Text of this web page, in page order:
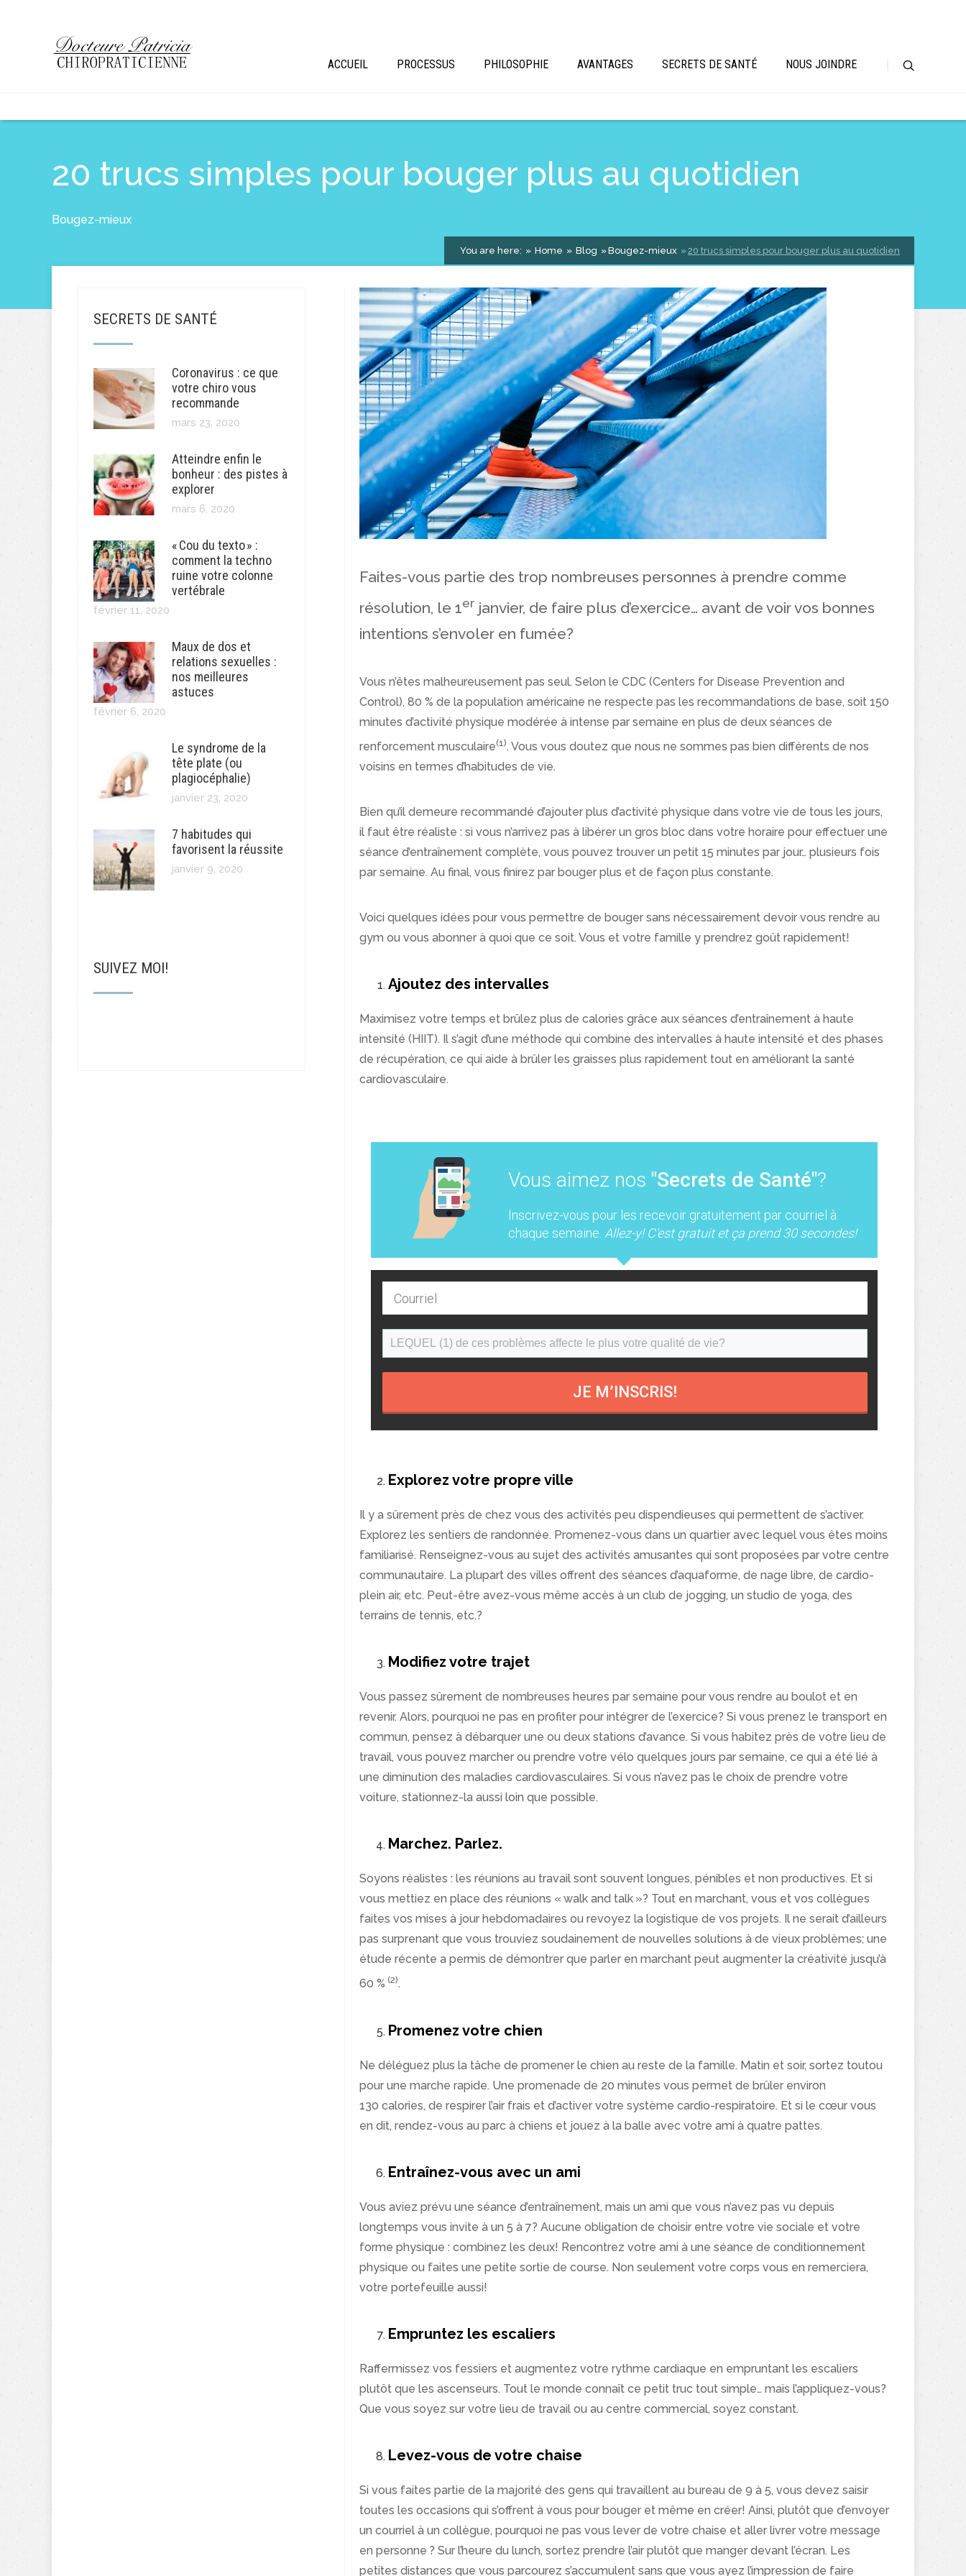
ACCUEIL PROCESSUS PHILOSOPHIE AVANTAGES SECRETS DE SANTÉ NOUS JOINDRE
20 trucs simples pour bouger plus au quotidien
Bougez-mieux
You are here: Home Blog Bougez-mieux 20 trucs simples pour bouger plus au quotidien
SECRETS DE SANTÉ
Coronavirus : ce que
votre chiro vous
recommande
mars 23, 2020
Atteindre enfin le
bonheur : des pistes à
explorer
mars 6, 2020
« Cou du texto » :
comment la techno
ruine votre colonne
vertébrale
février 11, 2020
Maux de dos et
relations sexuelles :
nos meilleures
astuces
février 6, 2020
Le syndrome de la
tête plate (ou
plagiocéphalie)
janvier 23, 2020
7 habitudes qui
favorisent la réussite
janvier 9, 2020
SUIVEZ MOI!
Faites-vous partie des trop nombreuses personnes à prendre comme
résolution, le 1erjanvier, de faire plus d’exercice… avant de voir vos bonnes
intentions s’envoler en fumée?
Vous n’êtes malheureusement pas seul. Selon le CDC (Centers for Disease Prevention and
Control), 80 % de la population américaine ne respecte pas les recommandations de base, soit 150
minutes d’activité physique modérée à intense par semaine en plus de deux séances de
renforcement musculaire(1). Vous vous doutez que nous ne sommes pas bien différents de nos
voisins en termes d’habitudes de vie.
Bien qu’il demeure recommandé d’ajouter plus d’activité physique dans votre vie de tous les jours,
il faut être réaliste : si vous n’arrivez pas à libérer un gros bloc dans votre horaire pour effectuer une
séance d’entraînement complète, vous pouvez trouver un petit 15 minutes par jour… plusieurs fois
par semaine. Au final, vous finirez par bouger plus et de façon plus constante.
Voici quelques idées pour vous permettre de bouger sans nécessairement devoir vous rendre au
gym ou vous abonner à quoi que ce soit. Vous et votre famille y prendrez goût rapidement!
Ajoutez des intervalles
Maximisez votre temps et brûlez plus de calories grâce aux séances d’entraînement à haute
intensité (HIIT). Il s’agit d’une méthode qui combine des intervalles à haute intensité et des phases
de récupération, ce qui aide à brûler les graisses plus rapidement tout en améliorant la santé
cardiovasculaire.
Vous aimez nos "Secrets de Santé"?
Inscrivez-vous pour les recevoir gratuitement par courriel à
chaque semaine. Allez-y! C'est gratuit et ça prend 30 secondes!
JE M’INSCRIS!
Explorez votre propre ville
Il y a sûrement près de chez vous des activités peu dispendieuses qui permettent de s’activer.
Explorez les sentiers de randonnée. Promenez-vous dans un quartier avec lequel vous êtes moins
familiarisé. Renseignez-vous au sujet des activités amusantes qui sont proposées par votre centre
communautaire. La plupart des villes offrent des séances d’aquaforme, de nage libre, de cardio-
plein air, etc. Peut-être avez-vous même accès à un club de jogging, un studio de yoga, des
terrains de tennis, etc.?
Modifiez votre trajet
Vous passez sûrement de nombreuses heures par semaine pour vous rendre au boulot et en
revenir. Alors, pourquoi ne pas en profiter pour intégrer de l’exercice? Si vous prenez le transport en
commun, pensez à débarquer une ou deux stations d’avance. Si vous habitez près de votre lieu de
travail, vous pouvez marcher ou prendre votre vélo quelques jours par semaine, ce qui a été lié à
une diminution des maladies cardiovasculaires. Si vous n’avez pas le choix de prendre votre
voiture, stationnez-la aussi loin que possible.
Marchez. Parlez.
Soyons réalistes : les réunions au travail sont souvent longues, pénibles et non productives. Et si
vous mettiez en place des réunions « walk and talk »? Tout en marchant, vous et vos collègues
faites vos mises à jour hebdomadaires ou revoyez la logistique de vos projets. Il ne serait d’ailleurs
pas surprenant que vous trouviez soudainement de nouvelles solutions à de vieux problèmes; une
étude récente a permis de démontrer que parler en marchant peut augmenter la créativité jusqu’à
60 % (2).
Promenez votre chien
Ne déléguez plus la tâche de promener le chien au reste de la famille. Matin et soir, sortez toutou
pour une marche rapide. Une promenade de 20 minutes vous permet de brûler environ
130 calories, de respirer l’air frais et d’activer votre système cardio-respiratoire. Et si le cœur vous
en dit, rendez-vous au parc à chiens et jouez à la balle avec votre ami à quatre pattes.
Entraînez-vous avec un ami
Vous aviez prévu une séance d’entraînement, mais un ami que vous n’avez pas vu depuis
longtemps vous invite à un 5 à 7? Aucune obligation de choisir entre votre vie sociale et votre
forme physique : combinez les deux! Rencontrez votre ami à une séance de conditionnement
physique ou faites une petite sortie de course. Non seulement votre corps vous en remerciera,
votre portefeuille aussi!
Empruntez les escaliers
Raffermissez vos fessiers et augmentez votre rythme cardiaque en empruntant les escaliers
plutôt que les ascenseurs. Tout le monde connaît ce petit truc tout simple… mais l’appliquez-vous?
Que vous soyez sur votre lieu de travail ou au centre commercial, soyez constant.
Levez-vous de votre chaise
Si vous faites partie de la majorité des gens qui travaillent au bureau de 9 à 5, vous devez saisir
toutes les occasions qui s’offrent à vous pour bouger et même en créer! Ainsi, plutôt que d’envoyer
un courriel à un collègue, pourquoi ne pas vous lever de votre chaise et aller livrer votre message
en personne ? Sur l’heure du lunch, sortez prendre l’air plutôt que manger devant l’écran. Les
petites distances que vous parcourez s’accumulent sans que vous ayez l’impression de faire